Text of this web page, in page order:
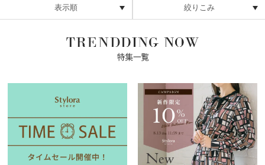
表示順 絞りこみ